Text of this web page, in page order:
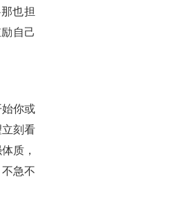
也担
自己
你或
刻看
质，
急不